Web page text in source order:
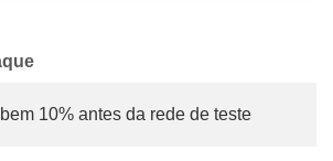
10% antes da rede de teste